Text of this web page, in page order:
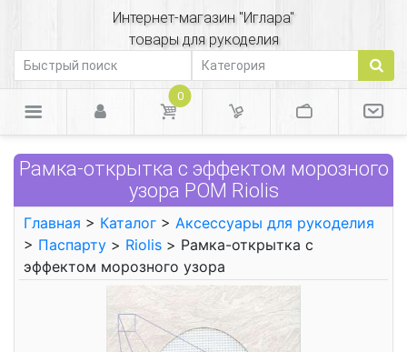
Интернет-магазин "Иглара"
товары для рукоделия
0
Рамка-открытка с эффектом морозного
узора РОМ Riolis
Главная > Каталог > Аксессуары для рукоделия
> Паспарту > Riolis > Рамка-открытка с
эффектом морозного узора